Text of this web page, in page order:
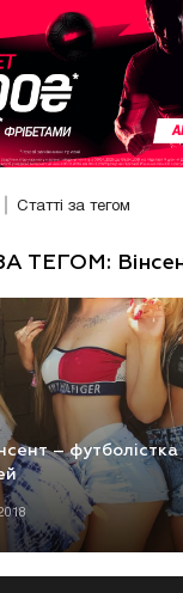
Статті за тегом
ТЕГОМ:
– футболістка